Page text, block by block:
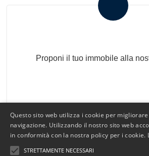
Proponi il tuo immobile alla
Questo sito web utilizza i cookie per
navigazione. Utilizzando il nostro sito web
in conformità con la nostra policy per i cookie.
STRETTAMENTE NECESSARI